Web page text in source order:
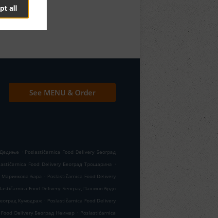
all
See MENU & Order
. Poslastičarnica Food Delivery Београд
Food Delivery Београд Трошарина .
Маринкова бара . Poslastičarnica Food Delivery
Food Delivery Београд Пашино брдо
Кумодраж . Poslastičarnica Food Delivery
Delivery Београд Неимар . Poslastičarnica